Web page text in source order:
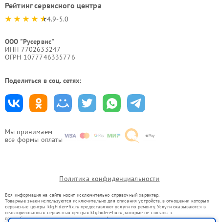
Мы принимаем
все формы оплаты
Рейтинг сервисного центра
4.9-5.0
ООО "Русервис"
ИНН 7702633247
ОГРН 1077746335776
Поделиться в соц. сетях:
Политика конфиденциальности
Вся информация на сайте носит исключительно справочный характер.
Товарные знаки используются исключительно для описания устройств, в отношении которых
сервисные центры klg.hiden-fix.ru предоставляют услуги по ремонту. Услуги оказываются в
неавторизованных сервисных центрах klg.hiden-fix.ru, которые не связаны с
правообладателями товарных знаков или их официальными представителями.